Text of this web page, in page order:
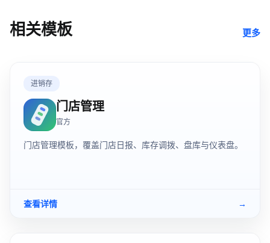
相关模板 更多
进销存
门店管理
官方
门店管理模板，覆盖门店日报、库存调拨、盘库与仪表盘。
查看详情 →